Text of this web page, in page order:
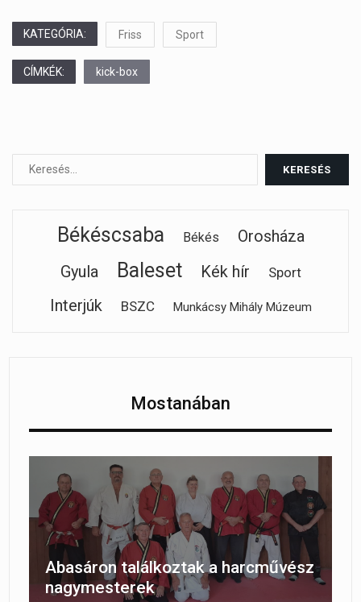
KATEGÓRIA: Friss Sport
CÍMKÉK: kick-box
Békéscsaba Békés
Orosháza
Gyula
Baleset Kék hír Sport
Interjúk BSZC Munkácsy Mihály Múzeum
Mostanában
Abasáron találkoztak a harcművész
nagymesterek